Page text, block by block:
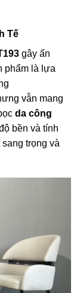
Tế
gây ấn
phẩm là lựa
vẫn mang
da công
bền và tính
trọng và